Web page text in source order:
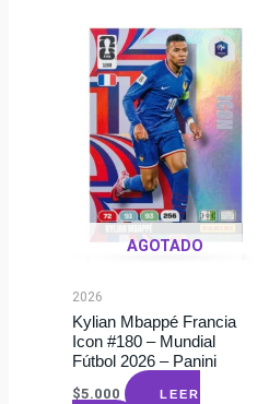
AGOTADO
2026
Kylian Mbappé Francia
Icon #180 – Mundial
Fútbol 2026 – Panini
$5.000 LEER